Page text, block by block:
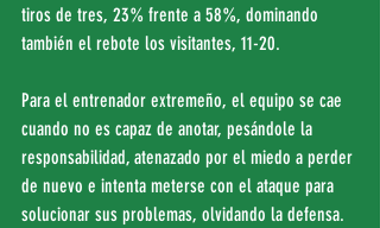
tiros de tres, 23% frente a 58%, dominando
también el rebote los visitantes, 11-20.
Para el entrenador extremeño, el equipo se cae
cuando no es capaz de anotar, pesándole la
responsabilidad, atenazado por el miedo a perder
de nuevo e intenta meterse con el ataque para
solucionar sus problemas, olvidando la defensa.